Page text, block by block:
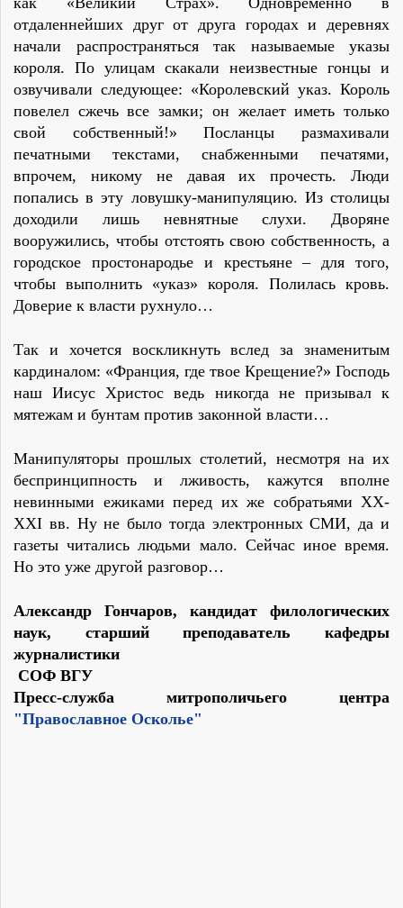
отдаленнейших друг от друга городах и деревнях
начали распространяться так называемые указы
короля. По улицам скакали неизвестные гонцы и
озвучивали следующее: «Королевский указ. Король
повелел сжечь все замки; он желает иметь только
свой собственный!» Посланцы размахивали
печатными текстами, снабженными печатями,
впрочем, никому не давая их прочесть. Люди
попались в эту ловушку-манипуляцию. Из столицы
доходили лишь невнятные слухи. Дворяне
вооружились, чтобы отстоять свою собственность, а
городское простонародье и крестьяне – для того,
чтобы выполнить «указ» короля. Полилась кровь.
Доверие к власти рухнуло…
Так и хочется воскликнуть вслед за знаменитым
кардиналом: «Франция, где твое Крещение?» Господь
наш Иисус Христос ведь никогда не призывал к
мятежам и бунтам против законной власти…
Манипуляторы прошлых столетий, несмотря на их
беспринципность и лживость, кажутся вполне
невинными ежиками перед их же собратьями XX-
XXI вв. Ну не было тогда электронных СМИ, да и
газеты читались людьми мало. Сейчас иное время.
Но это уже другой разговор…
Александр Гончаров, кандидат филологических
наук, старший преподаватель кафедры
журналистики
СОФ ВГУ
Пресс-служба митрополичьего центра
"Православное Осколье"